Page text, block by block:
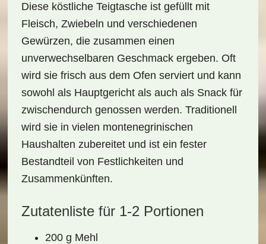
Diese köstliche Teigtasche ist gefüllt mit
Fleisch, Zwiebeln und verschiedenen
Gewürzen, die zusammen einen
unverwechselbaren Geschmack ergeben. Oft
wird sie frisch aus dem Ofen serviert und kann
sowohl als Hauptgericht als auch als Snack für
zwischendurch genossen werden. Traditionell
wird sie in vielen montenegrinischen
Haushalten zubereitet und ist ein fester
Bestandteil von Festlichkeiten und
Zusammenkünften.
Zutatenliste für 1-2 Portionen
200 g Mehl